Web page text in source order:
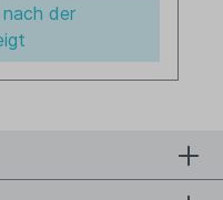
der